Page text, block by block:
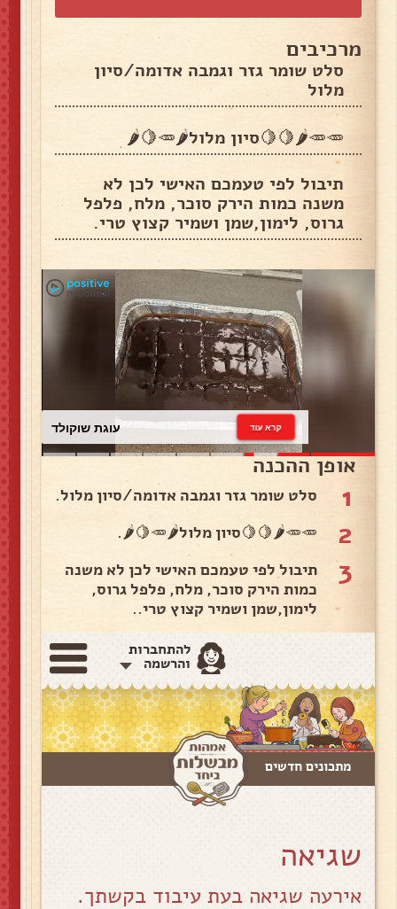
מרכיבים
סלט שומר גזר וגמבה אדומה/סיון
מלול
🥕🥕🌶🍋🍋סיון מלול🌶🥕🍋🌶
תיבול לפי טעמכם האישי לכן לא
משנה כמות הירק סוכר, מלח, פלפל
גרוס, לימון,שמן ושמיר קצוץ טרי.
עוגת שוקולד קרא עוד
אופן ההכנה
1 סלט שומר גזר וגמבה אדומה/סיון מלול.
2 🥕🥕🌶🍋🍋סיון מלול🌶🥕🍋🌶.
3
תיבול לפי טעמכם האישי לכן לא משנה
כמות הירק סוכר, מלח, פלפל גרוס,
לימון,שמן ושמיר קצוץ טרי..
להתחברות
והרשמה
מתכונים חדשים
שגיאה
אירעה שגיאה בעת עיבוד בקשתך.